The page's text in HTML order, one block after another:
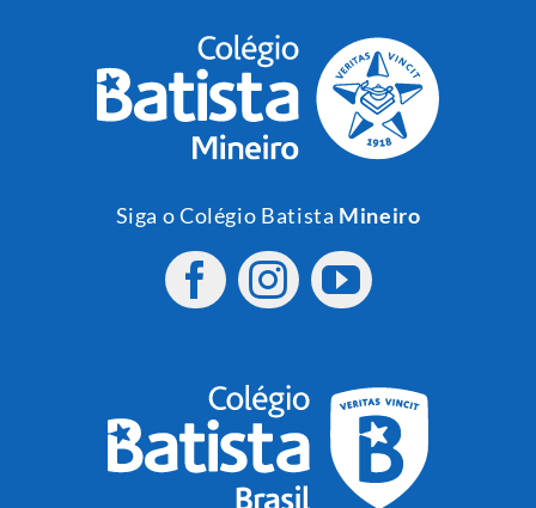
Siga o Colégio Batista Mineiro